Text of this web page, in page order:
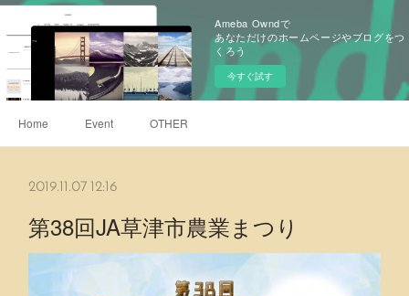
Ameba Owndで
あなただけのホームページやブログをつ
くろう
今すぐ試す
Home Event OTHER
2019.11.07 12:16
第38回JA草津市農業まつり